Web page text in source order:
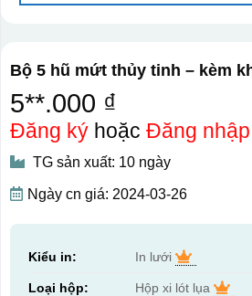
Bộ 5 hũ mứt thủy tinh – kèm
5**.000 ₫
Đăng kýhoặc Đăng nhập
TG sản xuất: 10 ngày
Ngày cn giá: 2024-03-26
Kiểu in: In lưới
Loại hộp: Hộp xi lót lụa